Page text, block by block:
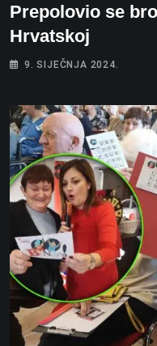
Prepolovio se
Hrvatskoj
9. SIJEČNJA 2024.